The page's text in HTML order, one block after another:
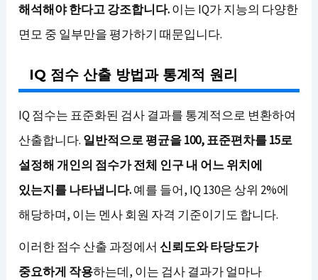
해석해야 한다고 강조합니다.이는 IQ가 지능의 다양한
면모 중 일부만을 평가하기 때문입니다.
IQ 점수 산출 방법과 통계적 원리
IQ 점수는 표준화된 검사 결과를 통계적으로 변환하여
산출합니다. 일반적으로 평균을 100, 표준편차를 15로
설정해 개인의 점수가 전체 인구 내 어느 위치에
있는지를 나타냅니다.예를 들어, IQ 130은 상위 2%에
해당하며, 이는 멘사 회원 자격 기준이기도 합니다.
이러한 점수 산출 과정에서신뢰도와 타당도가
중요하게 작용하는데, 이는 검사 결과가 얼마나